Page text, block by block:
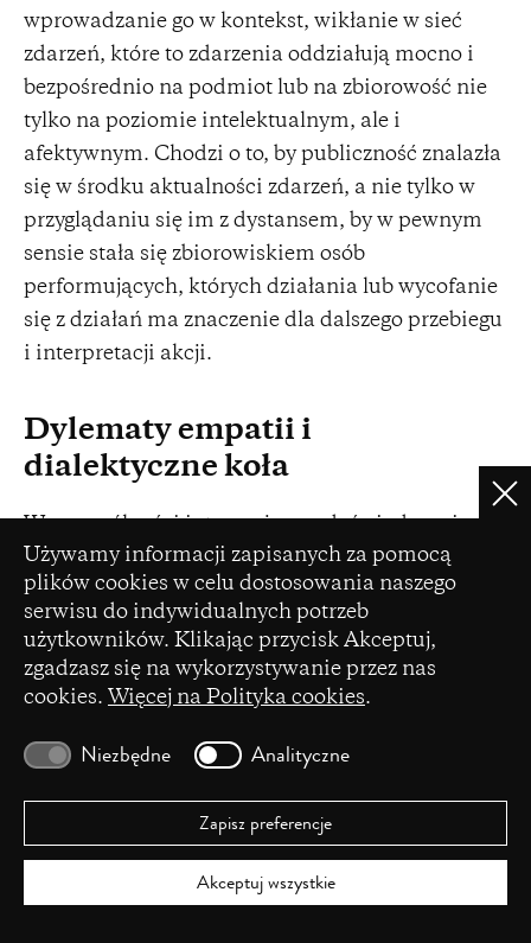
Ustawienia plików cookie
Używamy informacji zapisanych za pomocą
plików cookies w celu dostosowania naszego
serwisu do indywidualnych potrzeb
użytkowników. Klikając przycisk Akceptuj,
zgadzasz się na wykorzystywanie przez nas
cookies. Więcej na Polityka cookies.
Niezbędne Analityczne
Zapisz preferencje
Akceptuj wszystkie
wprowadzanie go w kontekst, wikłanie w sieć
zdarzeń, które to zdarzenia oddziałują mocno i
bezpośrednio na podmiot lub na zbiorowość nie
tylko na poziomie intelektualnym, ale i
afektywnym. Chodzi o to, by publiczność znalazła
się w środku aktualności zdarzeń, a nie tylko w
przyglądaniu się im z dystansem, by w pewnym
sensie stała się zbiorowiskiem osób
performujących, których działania lub wycofanie
się z działań ma znaczenie dla dalszego przebiegu
i interpretacji akcji.
Dylematy empatii i
dialektyczne koła
W szczególności interesują nas doświadczenia,
które angażują co najmniej dwa poziomy:
społeczny, związany z układem politycznych,
historycznych, kulturowych znaczeń i napięć,
oraz subiektywny, psychologiczny: związany z
przeżyciem osoby, która przepuszcza daną
sposób rozumienia, wyobraźnię.
tego czasu rozwijany) spektaklEmpatia. Punktem
wyjścia do jego realizacji było nasze
zainteresowanie samym pojęciem, które